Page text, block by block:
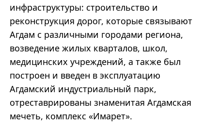
инфраструктуры: строительство и
реконструкция дорог, которые связывают
Агдам с различными городами региона,
возведение жилых кварталов, школ,
медицинских учреждений, а также был
построен и введен в эксплуатацию
Агдамский индустриальный парк,
отреставрированы знаменитая Агдамская
мечеть, комплекс «Имарет».